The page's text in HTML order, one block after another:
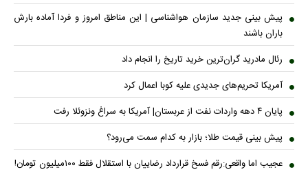
پیش بینی جدید سازمان هواشناسی | این مناطق امروز و فردا آماده بارش
باران باشند
رئال مادرید گران‌ترین خرید تاریخ را انجام داد
آمریکا تحریم‌های جدیدی علیه کوبا اعمال کرد
پایان ۴ دهه واردات نفت از عربستان| آمریکا به سراغ ونزوئلا رفت
پیش بینی قیمت طلا؛ بازار به کدام سمت می‌رود؟
عجیب اما واقعی:رقم فسخ قرارداد رضاییان با استقلال فقط ۱۰۰میلیون تومان!